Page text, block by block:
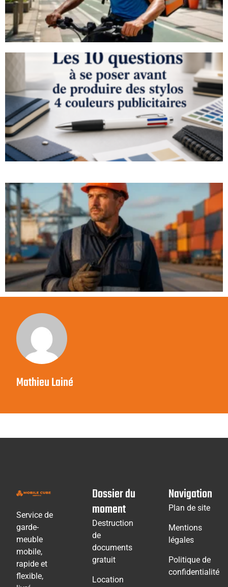
Mathieu Lainé
Service de
garde-
meuble
mobile,
rapide et
flexible,
Dossier du
moment
Destruction
de
documents
gratuit
Location
Navigation
Plan de site
Mentions
légales
Politique de
confidentialité